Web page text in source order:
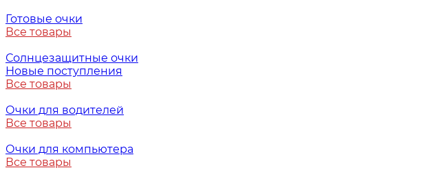
Готовые очки
Все товары
Солнцезащитные очки
Новые поступления
Все товары
Очки для водителей
Все товары
Очки для компьютера
Все товары